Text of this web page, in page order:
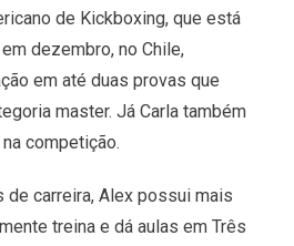
de Kickboxing, que está
dezembro, no Chile,
em até duas provas que
master. Já Carla também
competição.
de carreira, Alex possui mais
treina e dá aulas em Três